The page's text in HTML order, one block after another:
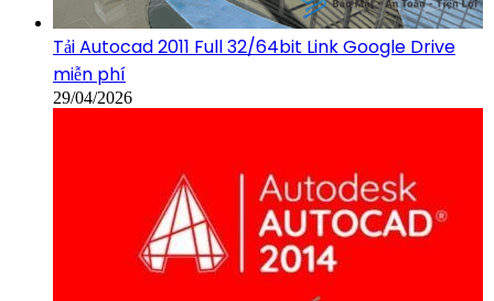
Tải Autocad 2011 Full 32/64bit Link Google Drive
miễn phí
29/04/2026